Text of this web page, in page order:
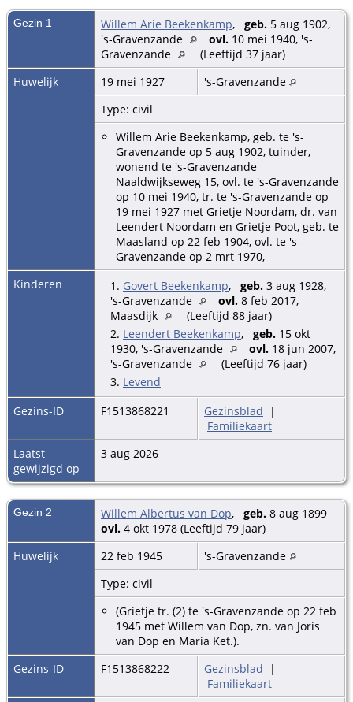
Gezin 1 Willem Arie Beekenkamp, geb. 5 aug 1902,
's-Gravenzande
ovl. 10 mei 1940, 's-
Gravenzande
(Leeftijd 37 jaar)
Huwelijk
19 mei 1927
's-Gravenzande
Type: civil
Willem Arie Beekenkamp, geb. te 's-
Gravenzande op 5 aug 1902, tuinder,
wonend te 's-Gravenzande
Naaldwijkseweg 15, ovl. te 's-Gravenzande
op 10 mei 1940, tr. te 's-Gravenzande op
19 mei 1927 met Grietje Noordam, dr. van
Leendert Noordam en Grietje Poot, geb. te
Maasland op 22 feb 1904, ovl. te 's-
Gravenzande op 2 mrt 1970,
Kinderen
1. Govert Beekenkamp, geb. 3 aug 1928,
's-Gravenzande
ovl. 8 feb 2017,
Maasdijk
(Leeftijd 88 jaar)
2. Leendert Beekenkamp, geb. 15 okt
1930, 's-Gravenzande
ovl. 18 jun 2007,
's-Gravenzande
(Leeftijd 76 jaar)
3. Levend
Gezins-ID
F1513868221 Gezinsblad |
Familiekaart
Laatst
gewijzigd op
3 aug 2026
Gezin 2 Willem Albertus van Dop, geb. 8 aug 1899
ovl. 4 okt 1978 (Leeftijd 79 jaar)
Huwelijk
22 feb 1945
's-Gravenzande
Type: civil
(Grietje tr. (2) te 's-Gravenzande op 22 feb
1945 met Willem van Dop, zn. van Joris
van Dop en Maria Ket.).
Gezins-ID
F1513868222 Gezinsblad |
Familiekaart